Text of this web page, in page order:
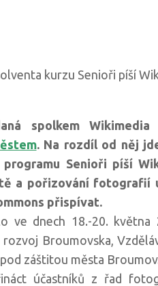
kurzu Senioři píší
spolkem Wikimedia
. Na rozdíl od něj
Senioři píší
a pořizování fotografií
přispívat.
ve dnech 18.-20. května
Broumovska,
záštitou města
účastníků z řad